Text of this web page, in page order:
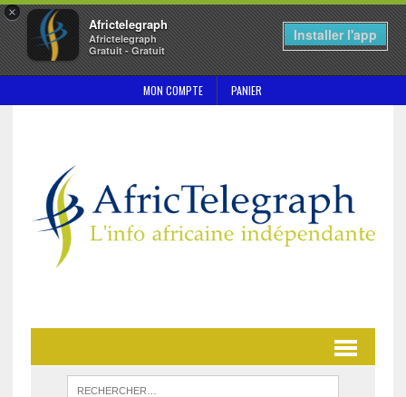
×
Africtelegraph
Africtelegraph
Gratuit - Gratuit
Installer l'app
MON COMPTE PANIER